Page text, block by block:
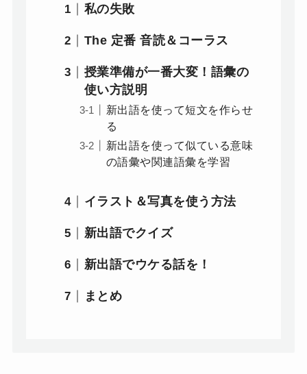
私の失敗
The 定番 音読＆コーラス
授業準備が一番大変！語彙の
使い方説明
新出語を使って短文を作らせ
る
新出語を使って似ている意味
の語彙や関連語彙を学習
イラスト＆写真を使う方法
新出語でクイズ
新出語でウケる話を！
まとめ